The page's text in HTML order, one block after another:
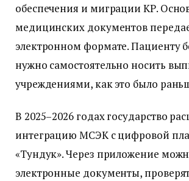
обеспечения и миграции КР.
медицинских документов
электронном формате. Пациенту
нужно самостоятельно носить
учреждениями, как это было
В 2025–2026 годах государство
интеграцию МСЭК с цифровой
«Тундук». Через приложение
электронные документы,